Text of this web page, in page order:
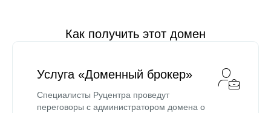
Как получить этот домен
Услуга «Доменный брокер»
Специалисты Руцентра проведут
переговоры с администратором домена о